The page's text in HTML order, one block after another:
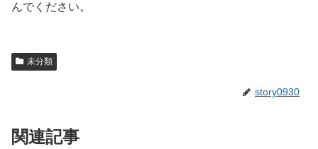
んでください。
未分類
story0930
関連記事